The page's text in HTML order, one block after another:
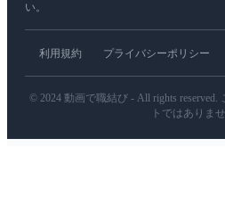
い。
利用規約 プライバシーポリシー
© 2024 動画で職結び - All rights
トではありませ